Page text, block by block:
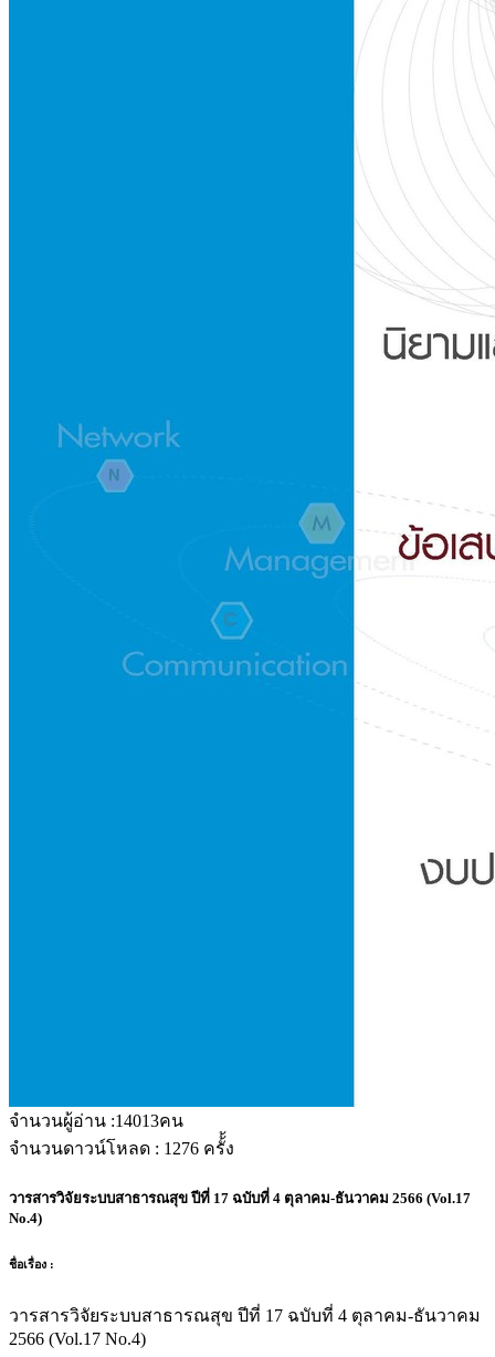
จำนวนผู้อ่าน :14013คน
จำนวนดาวน์โหลด : 1276 ครั้้ง
วารสารวิจัยระบบสาธารณสุข ปีที่ 17 ฉบับที่ 4 ตุลาคม-ธันวาคม 2566 (Vol.17
No.4)
ชื่อเรื่อง :
วารสารวิจัยระบบสาธารณสุข ปีที่ 17 ฉบับที่ 4 ตุลาคม-ธันวาคม
2566 (Vol.17 No.4)